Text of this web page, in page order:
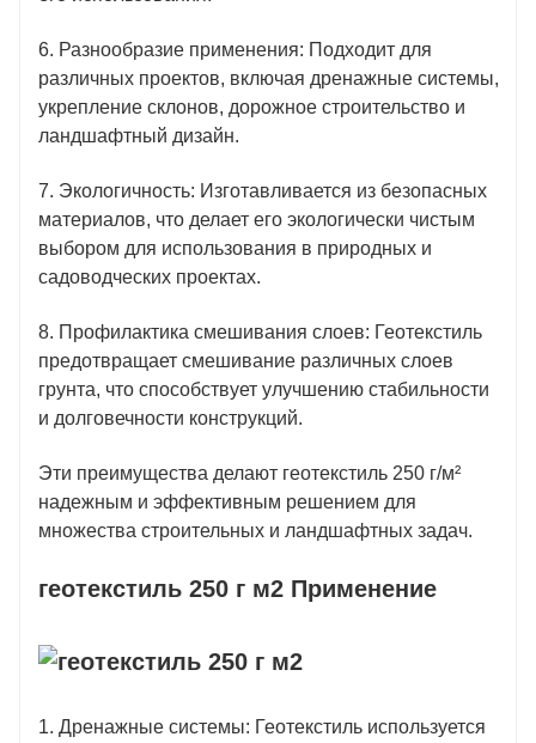
6. Разнообразие применения: Подходит для
различных проектов, включая дренажные системы,
укрепление склонов, дорожное строительство и
ландшафтный дизайн.
7. Экологичность: Изготавливается из безопасных
материалов, что делает его экологически чистым
выбором для использования в природных и
садоводческих проектах.
8. Профилактика смешивания слоев: Геотекстиль
предотвращает смешивание различных слоев
грунта, что способствует улучшению стабильности
и долговечности конструкций.
Эти преимущества делают геотекстиль 250 г/м²
надежным и эффективным решением для
множества строительных и ландшафтных задач.
геотекстиль 250 г м2 Применение
1. Дренажные системы: Геотекстиль используется